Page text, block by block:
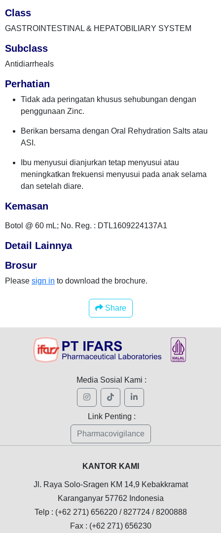
Class
GASTROINTESTINAL & HEPATOBILIARY SYSTEM
Subclass
Antidiarrheals
Perhatian
Tidak ada peringatan khusus sehubungan dengan
penggunaan Zinc.
Berikan bersama dengan Oral Rehydration Salts atau
ASI.
Ibu menyusui dianjurkan tetap menyusui atau
meningkatkan frekuensi menyusui pada anak selama
dan setelah diare.
Kemasan
Botol @ 60 mL; No. Reg. : DTL1609224137A1
Detail Lainnya
Brosur
Please sign in to download the brochure.
Share
Media Sosial Kami :
Link Penting :
Pharmacovigilance
KANTOR KAMI
Jl. Raya Solo-Sragen KM 14,9 Kebakkramat
Karanganyar 57762 Indonesia
Telp : (+62 271) 656220 / 827724 / 8200888
Fax : (+62 271) 656230